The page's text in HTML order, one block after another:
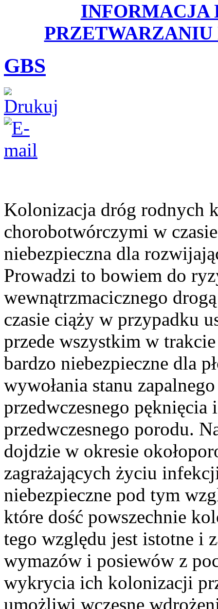
INFORMACJA
GBS
Kolonizacja dróg rodnych
chorobotwórczymi w
niebezpieczna dla
Prowadzi to bowiem do
wewnątrzmacicznego
czasie ciąży w przypadku
przede wszystkim w
bardzo niebezpieczne dla
wywołania stanu
przedwczesnego pęknięcia
przedwczesnego porodu.
dojdzie w okresie
zagrażających życiu
niebezpieczne pod tym
które dość powszechnie
tego względu jest istotne i
wymazów i posiewów z
wykrycia ich kolonizacji
umożliwi wczesne